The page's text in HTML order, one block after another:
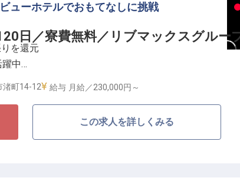
日／寮費無料／リブマックスグルー
ューホテルでおもてなしに挑戦
を還元
中
境
ザインの客室からは、熱海ならではの美しい景
プール、地元産の新鮮な食材を使用した料理を
渚町14-12 給与 月給／230,000円～
この求人を詳しくみる